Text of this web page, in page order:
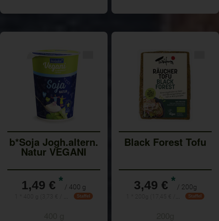
b*Soja Jogh.altern.
Natur VEGANI
1,49 € * / 400 g
Staffel
Black Forest Tofu
3,49 € * / 200g
Staffel